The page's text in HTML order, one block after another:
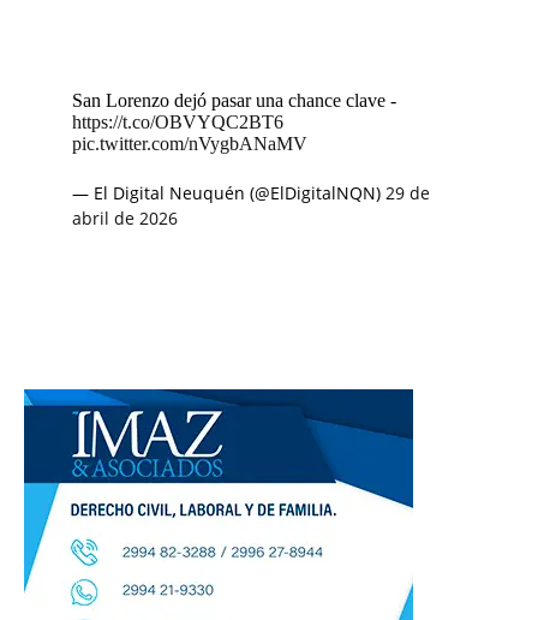
San Lorenzo dejó pasar una chance clave -
https://t.co/OBVYQC2BT6
pic.twitter.com/nVygbANaMV
— El Digital Neuquén (@ElDigitalNQN) 29 de
abril de 2026